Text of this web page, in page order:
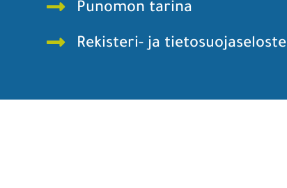
Punomon tarina
Rekisteri- ja tietosuojaseloste